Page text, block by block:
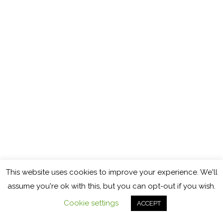
Copyright © 2026 Cocinando con Mamy
Política de privacidad Aviso legal
This website uses cookies to improve your experience. We'll
assume you're ok with this, but you can opt-out if you wish.
Cookie settings
ACCEPT